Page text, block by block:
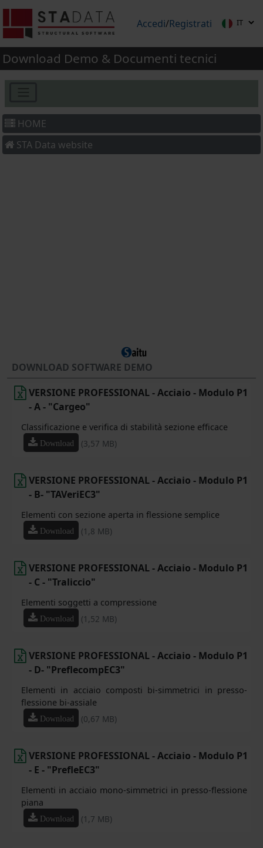
Accedi/Registrati
Download Demo & Documenti tecnici
HOME
STA Data website
DOWNLOAD SOFTWARE DEMO
VERSIONE PROFESSIONAL - Acciaio - Modulo P1
- A - "Cargeo"
Classificazione e verifica di stabilità sezione efficace
Download (3,57 MB)
VERSIONE PROFESSIONAL - Acciaio - Modulo P1
- B- "TAVeriEC3"
Elementi con sezione aperta in flessione semplice
Download (1,8 MB)
VERSIONE PROFESSIONAL - Acciaio - Modulo P1
- C - "Traliccio"
Elementi soggetti a compressione
Download (1,52 MB)
VERSIONE PROFESSIONAL - Acciaio - Modulo P1
- D- "PreflecompEC3"
Elementi in acciaio composti bi-simmetrici in presso-
flessione bi-assiale
Download (0,67 MB)
VERSIONE PROFESSIONAL - Acciaio - Modulo P1
- E - "PrefleEC3"
Elementi in acciaio mono-simmetrici in presso-flessione
piana
Download (1,7 MB)